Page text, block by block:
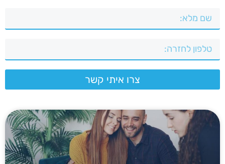
צרו איתי קשר